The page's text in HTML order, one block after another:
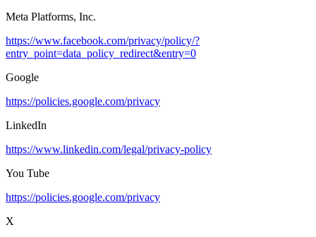
Meta Platforms, Inc.
https://www.facebook.com/privacy/policy/?
entry_point=data_policy_redirect&entry=0
Google
https://policies.google.com/privacy
LinkedIn
https://www.linkedin.com/legal/privacy-policy
You Tube
https://policies.google.com/privacy
X